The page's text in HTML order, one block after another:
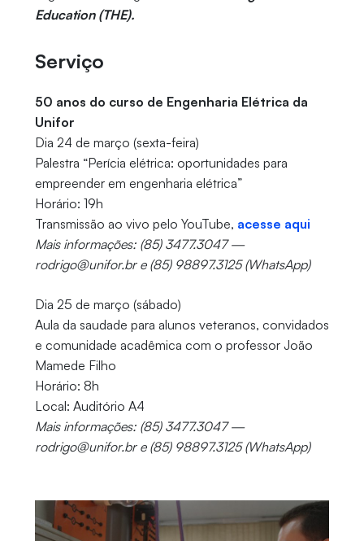
Education (THE).
Serviço
50 anos do curso de Engenharia Elétrica da
Unifor
Dia 24 de março (sexta-feira)
Palestra “Perícia elétrica: oportunidades para
empreender em engenharia elétrica”
Horário: 19h
Transmissão ao vivo pelo YouTube, acesse aqui
Mais informações: (85) 3477.3047 —
rodrigo@unifor.br e (85) 98897.3125 (WhatsApp)
Dia 25 de março (sábado)
Aula da saudade para alunos veteranos, convidados
e comunidade acadêmica com o professor João
Mamede Filho
Horário: 8h
Local: Auditório A4
Mais informações: (85) 3477.3047 —
rodrigo@unifor.br e (85) 98897.3125 (WhatsApp)